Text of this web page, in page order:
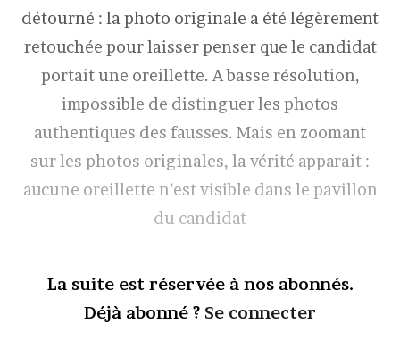
détourné : la photo originale a été légèrement
retouchée pour laisser penser que le candidat
portait une oreillette. A basse résolution,
impossible de distinguer les photos
authentiques des fausses. Mais en zoomant
sur les photos originales, la vérité apparait :
aucune oreillette n’est visible dans le pavillon
du candidat
La suite est réservée à nos abonnés.
Déjà abonné ? Se connecter